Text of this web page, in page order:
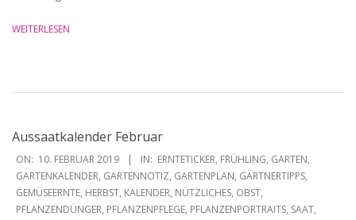
WEITERLESEN
Aussaatkalender Februar
2019-
02-
10
ON: 10. FEBRUAR 2019 IN: ERNTETICKER, FRÜHLING, GARTEN,
GARTENKALENDER, GARTENNOTIZ, GARTENPLAN, GÄRTNERTIPPS,
GEMÜSEERNTE, HERBST, KALENDER, NÜTZLICHES, OBST,
PFLANZENDÜNGER, PFLANZENPFLEGE, PFLANZENPORTRAITS, SAAT,